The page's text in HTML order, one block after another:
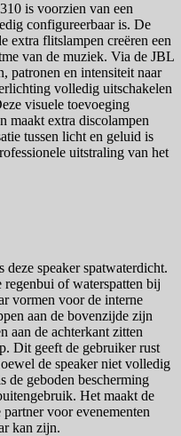
is voorzien van een
configureerbaar is. De
extra flitslampen creëren een
van de muziek. Via de JBL
patronen en intensiteit naar
volledig uitschakelen
visuele toevoeging
maakt extra discolampen
tussen licht en geluid is
uitstraling van het
speaker spatwaterdicht.
of waterspatten bij
vormen voor de interne
aan de bovenzijde zijn
aan de achterkant zitten
Dit geeft de gebruiker rust
de speaker niet volledig
de geboden bescherming
Het maakt de
voor evenementen
kan zijn.